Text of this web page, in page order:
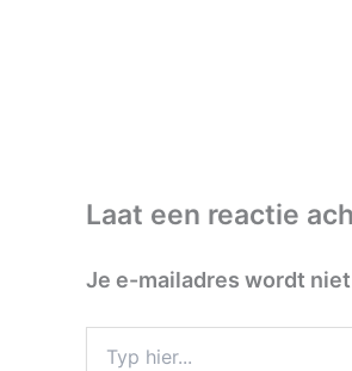
Laat een reactie
Je e-mailadres wordt
hier...